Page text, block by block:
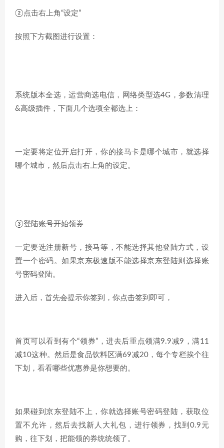
②点击右上角“设定”
按照下方截图进行设置：
系统版本全选，运营商选电信，网络类型选4G，参数清理
&高级插件，下面几个选项全都选上：
一定要将定位开启打开，你的接马卡是哪个城市，就选择
哪个城市，然后点击右上角的设定。
③登陆账号开始领券
一定要选注册新号，接马等，不能选择其他登陆方式，设
置一个密码。如果京东极速版不能选择京东登陆则选择账
号密码登陆。
进入后，首先会提示你签到，你点击签到即可，
首页可以看到有个“领券”，进去后重点领满9.9减9，满11
减10这种。然后是食品饮料区满69减20，每个专栏挨个往
下划，看看哪些优惠券是你想要的。
如果碰到京东登陆不上，你就选择账号密码登陆，获取位
置不允许，然后去找新人大礼包，进行领券，找到0.9元
购，往下划，把能领的券统统领了。